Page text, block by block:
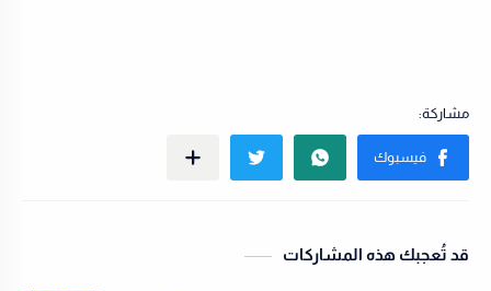
قد تُعجبك هذه المشاركات